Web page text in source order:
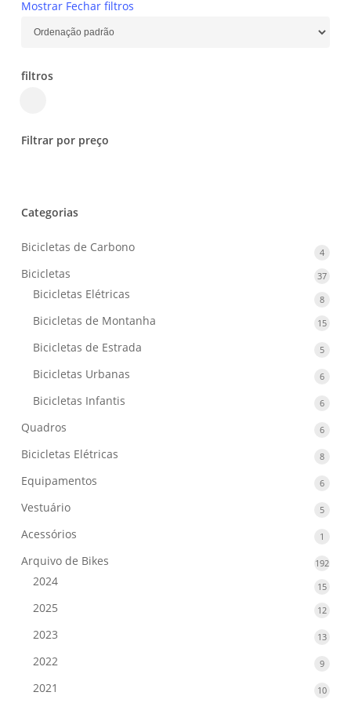
Mostrar Fechar filtros
filtros
Filtrar por preço
Categorias
Bicicletas de Carbono 44
Bicicletas 3737
Bicicletas Elétricas 88
Bicicletas de Montanha 1515
Bicicletas de Estrada 55
Bicicletas Urbanas 66
Bicicletas Infantis 66
Quadros 66
Bicicletas Elétricas 88
Equipamentos 66
Vestuário 55
Acessórios 1
Arquivo de Bikes 192192
2024 1515
2025 1212
2023 1313
2022 99
2021 1010